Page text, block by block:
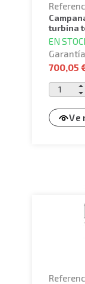
campana de cocina industrial sin
turbina
EN
700,05